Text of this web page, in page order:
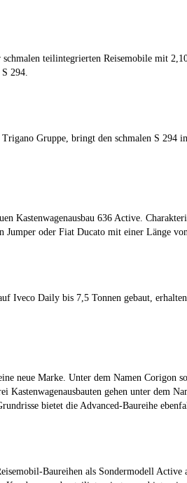
teilintegrierten Reisemobile mit
294.
Gruppe, bringt den schmalen S
Kastenwagenausbau 636 Active.
Jumper oder Fiat Ducato mit einer Länge
Iveco Daily bis 7,5 Tonnen gebaut,
neue Marke. Unter dem Namen Corigon
gehen unter dem
bietet die Advanced-Baureihe
Baureihen als Sondermodell